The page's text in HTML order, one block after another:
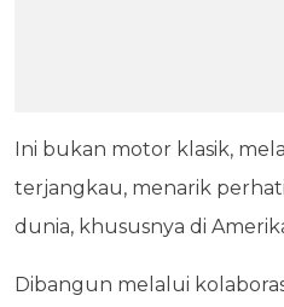
Ini bukan motor klasik,
terjangkau, menarik
dunia, khususnya di
Dibangun melalui